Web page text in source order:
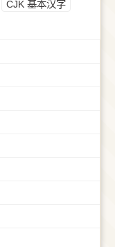
CJK 基本汉字